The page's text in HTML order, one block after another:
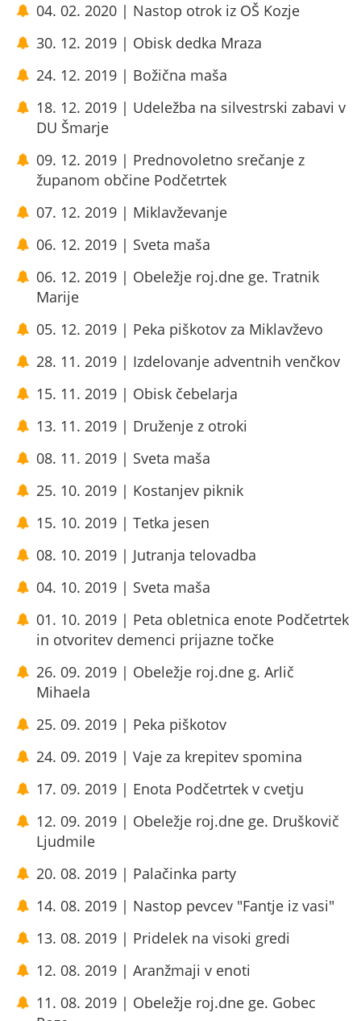
04. 02. 2020 | Nastop otrok iz OŠ Kozje
30. 12. 2019 | Obisk dedka Mraza
24. 12. 2019 | Božična maša
18. 12. 2019 | Udeležba na silvestrski zabavi v
DU Šmarje
09. 12. 2019 | Prednovoletno srečanje z
županom občine Podčetrtek
07. 12. 2019 | Miklavževanje
06. 12. 2019 | Sveta maša
06. 12. 2019 | Obeležje roj.dne ge. Tratnik
Marije
05. 12. 2019 | Peka piškotov za Miklavževo
28. 11. 2019 | Izdelovanje adventnih venčkov
15. 11. 2019 | Obisk čebelarja
13. 11. 2019 | Druženje z otroki
08. 11. 2019 | Sveta maša
25. 10. 2019 | Kostanjev piknik
15. 10. 2019 | Tetka jesen
08. 10. 2019 | Jutranja telovadba
04. 10. 2019 | Sveta maša
01. 10. 2019 | Peta obletnica enote Podčetrtek
in otvoritev demenci prijazne točke
26. 09. 2019 | Obeležje roj.dne g. Arlič
Mihaela
25. 09. 2019 | Peka piškotov
24. 09. 2019 | Vaje za krepitev spomina
17. 09. 2019 | Enota Podčetrtek v cvetju
12. 09. 2019 | Obeležje roj.dne ge. Druškovič
Ljudmile
20. 08. 2019 | Palačinka party
14. 08. 2019 | Nastop pevcev "Fantje iz vasi"
13. 08. 2019 | Pridelek na visoki gredi
12. 08. 2019 | Aranžmaji v enoti
11. 08. 2019 | Obeležje roj.dne ge. Gobec